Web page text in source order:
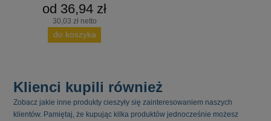
od 36,94 zł
30,03 zł netto
do koszyka
Klienci kupili również
Zobacz jakie inne produkty cieszyły się zainteresowaniem naszych
klientów. Pamiętaj, że kupując kilka produktów jednocześnie możesz